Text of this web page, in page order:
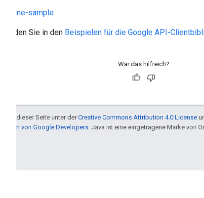
sample
finden Sie in den Beispielen für die Google API-
War das hilfreich?
dieser Seite unter derCreative Commons Attribution 4.0 License
von Google Developers . Java ist eine eingetragene Marke von